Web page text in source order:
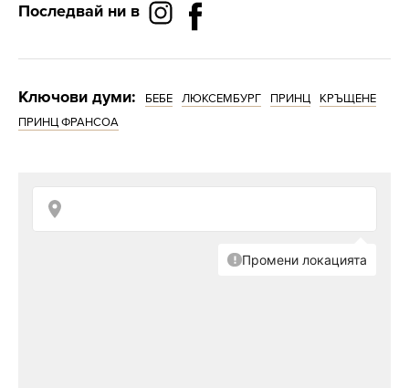
Последвай ни в
Ключови думи: БЕБЕ ЛЮКСЕМБУРГ ПРИНЦ
КРЪЩЕНЕ
ПРИНЦ ФРАНСОА